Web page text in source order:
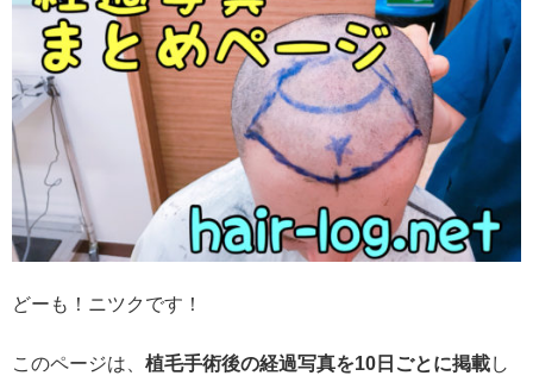
どーも！ニツクです！
このページは、 植毛手術後の経過写真を10日ごとに掲載し